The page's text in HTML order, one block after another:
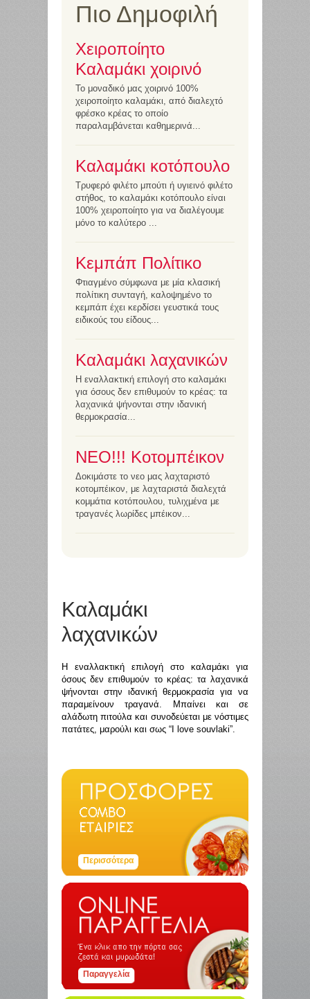
Πιο Δημοφιλή
Χειροποίητο
Καλαμάκι χοιρινό
Το μοναδικό μας χοιρινό 100%
χειροποίητο καλαμάκι, από διαλεχτό
φρέσκο κρέας το οποίο
παραλαμβάνεται καθημερινά...
Καλαμάκι κοτόπουλο
Τρυφερό φιλέτο μπούτι ή υγιεινό φιλέτο
στήθος, το καλαμάκι κοτόπουλο είναι
100% χειροποίητο για να διαλέγουμε
μόνο το καλύτερο ...
Κεμπάπ Πολίτικο
Φτιαγμένο σύμφωνα με μία κλασική
πολίτικη συνταγή, καλοψημένο το
κεμπάπ έχει κερδίσει γευστικά τους
ειδικούς του είδους...
Καλαμάκι λαχανικών
Η εναλλακτική επιλογή στο καλαμάκι
για όσους δεν επιθυμούν το κρέας: τα
λαχανικά ψήνονται στην ιδανική
θερμοκρασία...
ΝΕΟ!!! Κοτομπέικον
Δοκιμάστε το νεο μας λαχταριστό
κοτομπέικον, με λαχταριστά διαλεχτά
κομμάτια κοτόπουλου, τυλιχμένα με
τραγανές λωρίδες μπέικον...
Καλαμάκι
λαχανικών
Η εναλλακτική επιλογή στο καλαμάκι για
όσους δεν επιθυμούν το κρέας: τα λαχανικά
ψήνονται στην ιδανική θερμοκρασία για να
παραμείνουν τραγανά. Μπαίνει και σε
αλάδωτη πιτούλα και συνοδεύεται με νόστιμες
πατάτες, μαρούλι και σως “I love souvlaki”.
Περισσότερα
Παραγγελία